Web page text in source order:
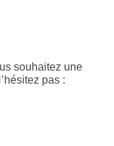
souhaitez une
pas :